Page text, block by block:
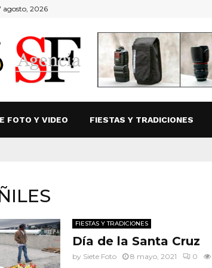
agosto, 2026
FOTO Y VIDEO FIESTAS Y TRADICIONES
FIESTAS Y TRADICIONES
Día de la Santa Cruz
by Siete Foto 8 mayo, 2021 0